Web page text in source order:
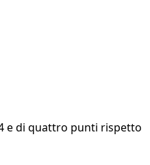
e di quattro punti rispetto